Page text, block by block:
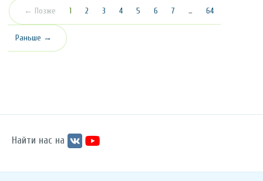
← Позже 1 (текущая)
2 3 4 5 6 7 … 64
Раньше →
Найти нас на